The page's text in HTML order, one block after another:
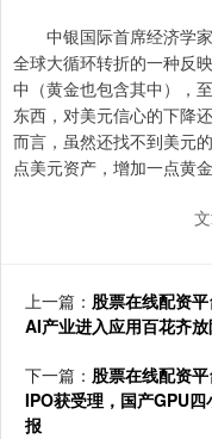
中银国际首席经济学家
全球大循环转折的一种反
中（黄金也包含其中），
东西，对美元信心的下降
而言，虽然还找不到美元
点美元资产，增加一点黄
上一篇： 股票在线配资
AI产业进入应用百花齐
下一篇： 股票在线配资
IPO获受理，国产GPU
报